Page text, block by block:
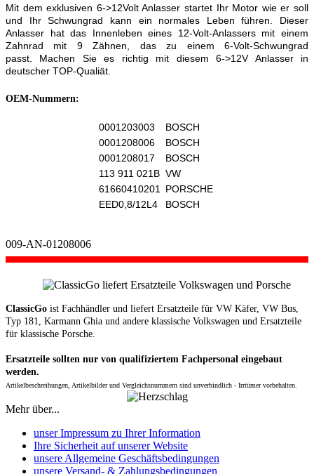
Mit dem exklusiven 6->12Volt Anlasser startet Ihr Motor wie er soll
und Ihr Schwungrad kann ein normales Leben führen. Dieser
Anlasser hat das Innenleben eines 12-Volt-Anlassers mit einem
Zahnrad mit 9 Zähnen, das zu einem 6-Volt-Schwungrad
passt. Machen Sie es richtig mit diesem 6->12V Anlasser in
deutscher TOP-Qualiät.
OEM-Nummern:
0001203003
BOSCH
0001208006
BOSCH
0001208017
BOSCH
113 911 021B VW
61660410201
PORSCHE
EED0,8/12L4
BOSCH
009-AN-01208006
ClassicGo ist Fachhändler und liefert Ersatzteile für VW Käfer, VW Bus,
Typ 181, Karmann Ghia und andere klassische Volkswagen und Ersatzteile
für klassische Porsche.
Ersatzteile sollten nur von qualifiziertem Fachpersonal eingebaut
werden.
Artikelbeschreibungen, Artikelbilder und Vergleichsnummern sind unverbindlich - Irrtümer vorbehalten.
Mehr über...
unser Impressum zu Ihrer Information
Ihre Sicherheit auf unserer Website
unsere Allgemeine Geschäftsbedingungen
unsere Versand- & Zahlungsbedingungen